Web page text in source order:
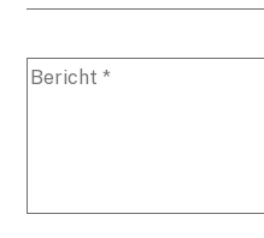
mail
Bericht